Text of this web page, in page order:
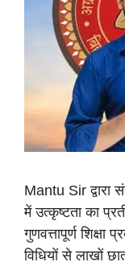
Mantu Sir द्वारा
में उत्कृष्टता का
गुणवत्तापूर्ण शिक्षा
विधियों से लाखों